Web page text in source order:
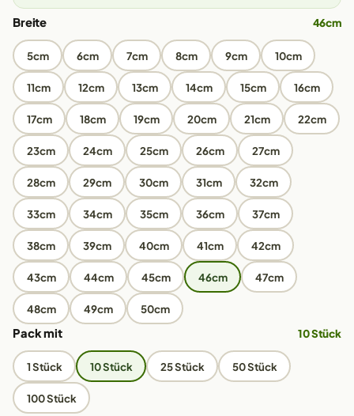
Breite 46cm
5cm 6cm 7cm 8cm 9cm 10cm
11cm 12cm 13cm 14cm 15cm 16cm
17cm 18cm 19cm 20cm 21cm 22cm
23cm 24cm 25cm 26cm 27cm
28cm 29cm 30cm 31cm 32cm
33cm 34cm 35cm 36cm 37cm
38cm 39cm 40cm 41cm 42cm
43cm 44cm 45cm 46cm 47cm
48cm 49cm 50cm
Pack mit 10 Stück
1 Stück 10 Stück 25 Stück 50 Stück
100 Stück